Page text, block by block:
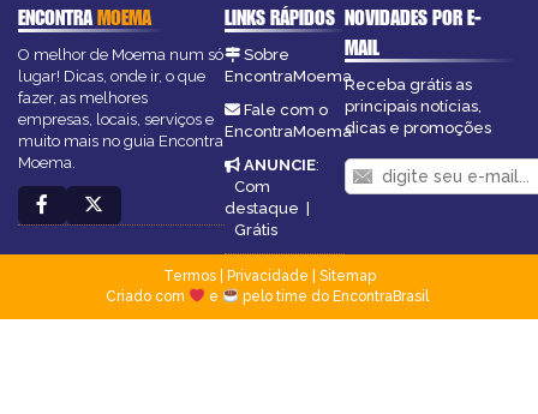
ENCONTRAMOEMA
O melhor de Moema num só
lugar! Dicas, onde ir, o que
fazer, as melhores
empresas, locais, serviços e
muito mais no guia Encontra
Moema.
LINKS RÁPIDOS
Sobre
EncontraMoema
Fale com o
EncontraMoema
ANUNCIE:
Com
destaque
Grátis
NOVIDADES POR E-
MAIL
Receba grátis as
principais notícias,
dicas e promoções
Termos| Privacidade
Sitemap
Criado com
e pelo time do EncontraBrasil